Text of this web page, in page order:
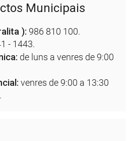
Municipais
): 986 810 100.
- 1443.
de luns a venres de 9:00
venres de 9:00 a 13:30